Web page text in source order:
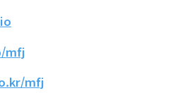
mfj
mfj